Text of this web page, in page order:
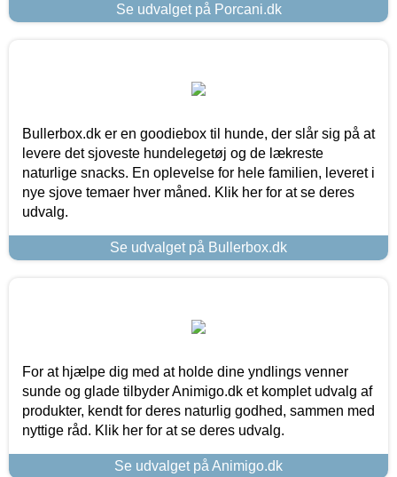
Se udvalget på Porcani.dk
Bullerbox.dk er en goodiebox til hunde, der slår sig på at
levere det sjoveste hundelegetøj og de lækreste
naturlige snacks. En oplevelse for hele familien, leveret i
nye sjove temaer hver måned. Klik her for at se deres
udvalg.
Se udvalget på Bullerbox.dk
For at hjælpe dig med at holde dine yndlings venner
sunde og glade tilbyder Animigo.dk et komplet udvalg af
produkter, kendt for deres naturlig godhed, sammen med
nyttige råd. Klik her for at se deres udvalg.
Se udvalget på Animigo.dk